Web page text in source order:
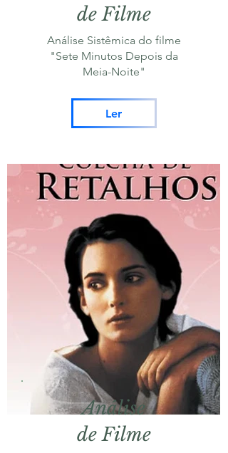
de Filme
Análise Sistêmica do filme
"Sete Minutos Depois da
Meia-Noite"
Ler
Análise
de Filme